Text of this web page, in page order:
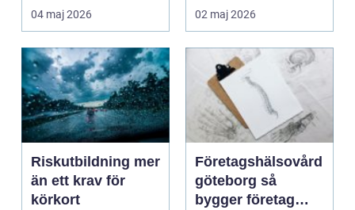
total förlust av...
04 maj 2026
trädvård...
02 maj 2026
Riskutbildning mer
än ett krav för
körkort
Företagshälsovård
göteborg så
bygger företag